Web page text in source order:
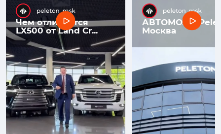
Чем отличается
LX500 от Land Cr...
АВТОМОЛЛ
Москва